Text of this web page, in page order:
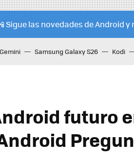
Sigue las novedades de Android
Gemini Samsung Galaxy S26 Kodi
futuro